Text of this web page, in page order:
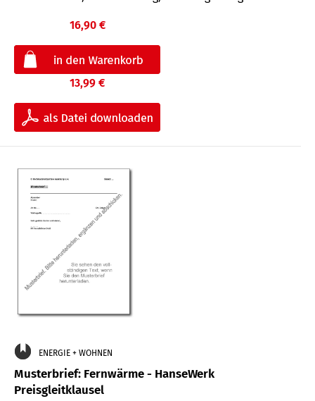
16,90 €
13,99 €
ENERGIE + WOHNEN
Musterbrief: Fernwärme - HanseWerk
Preisgleitklausel